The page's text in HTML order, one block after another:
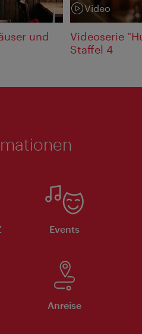
und
Kategorie:
Video
Videoserie
Staffel 4
Events
Anreise